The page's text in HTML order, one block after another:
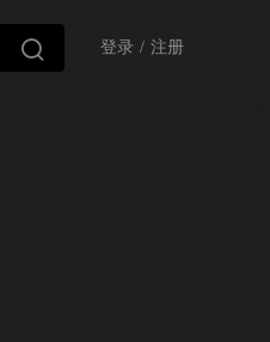
 登录 / 注册